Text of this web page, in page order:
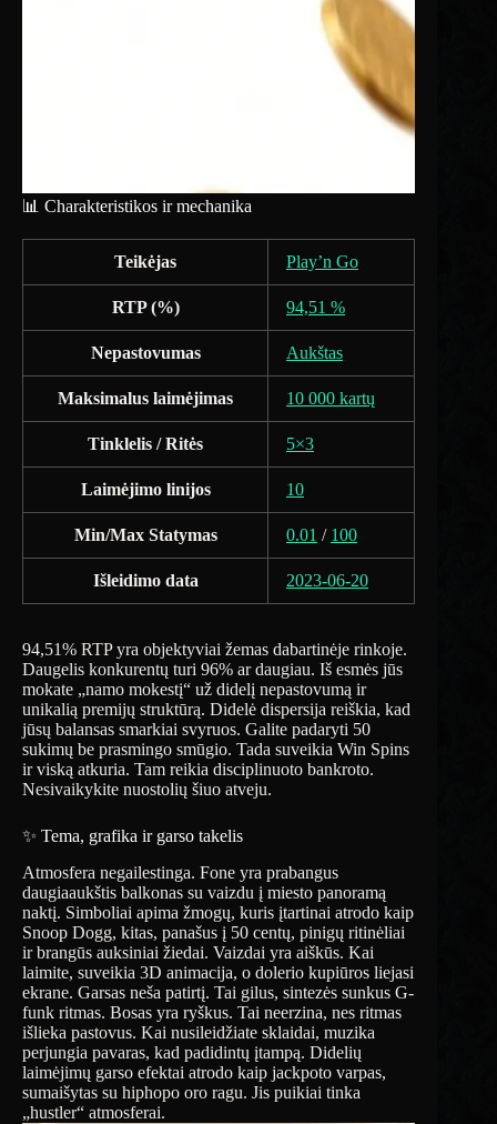
📊 Charakteristikos ir mechanika
Teikėjas Play’n Go
RTP (%) 94,51 %
Nepastovumas Aukštas
Maksimalus laimėjimas 10 000 kartų
Tinklelis / Ritės 5×3
Laimėjimo linijos 10
Min/Max Statymas 0.01 / 100
Išleidimo data 2023-06-20
94,51% RTP yra objektyviai žemas dabartinėje rinkoje.
Daugelis konkurentų turi 96% ar daugiau. Iš esmės jūs
mokate „namo mokestį“ už didelį nepastovumą ir
unikalią premijų struktūrą. Didelė dispersija reiškia, kad
jūsų balansas smarkiai svyruos. Galite padaryti 50
sukimų be prasmingo smūgio. Tada suveikia Win Spins
ir viską atkuria. Tam reikia disciplinuoto bankroto.
Nesivaikykite nuostolių šiuo atveju.
✨ Tema, grafika ir garso takelis
Atmosfera negailestinga. Fone yra prabangus
daugiaaukštis balkonas su vaizdu į miesto panoramą
naktį. Simboliai apima žmogų, kuris įtartinai atrodo kaip
Snoop Dogg, kitas, panašus į 50 centų, pinigų ritinėliai
ir brangūs auksiniai žiedai. Vaizdai yra aiškūs. Kai
laimite, suveikia 3D animacija, o dolerio kupiūros liejasi
ekrane. Garsas neša patirtį. Tai gilus, sintezės sunkus G-
funk ritmas. Bosas yra ryškus. Tai neerzina, nes ritmas
išlieka pastovus. Kai nusileidžiate sklaidai, muzika
perjungia pavaras, kad padidintų įtampą. Didelių
laimėjimų garso efektai atrodo kaip jackpoto varpas,
sumaišytas su hiphopo oro ragu. Jis puikiai tinka
„hustler“ atmosferai.